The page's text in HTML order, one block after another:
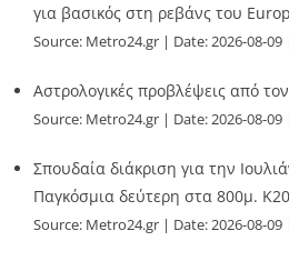
για βασικός στη ρεβάνς του
Source: Metro24.gr Date: 2026-08-09
Αστρολογικές προβλέψεις από
Source: Metro24.gr Date: 2026-08-09
Σπουδαία διάκριση για την
Παγκόσμια δεύτερη στα 800μ. Κ20
Source: Metro24.gr Date: 2026-08-09